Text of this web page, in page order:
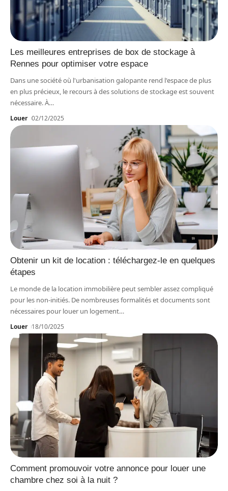
Les meilleures entreprises de box de stockage à
Rennes pour optimiser votre espace
Dans une société où l'urbanisation galopante rend l'espace de plus
en plus précieux, le recours à des solutions de stockage est souvent
nécessaire. À…
Louer 02/12/2025
Obtenir un kit de location : téléchargez-le en quelques
étapes
Le monde de la location immobilière peut sembler assez compliqué
pour les non-initiés. De nombreuses formalités et documents sont
nécessaires pour louer un logement…
Louer 18/10/2025
Comment promouvoir votre annonce pour louer une
chambre chez soi à la nuit ?